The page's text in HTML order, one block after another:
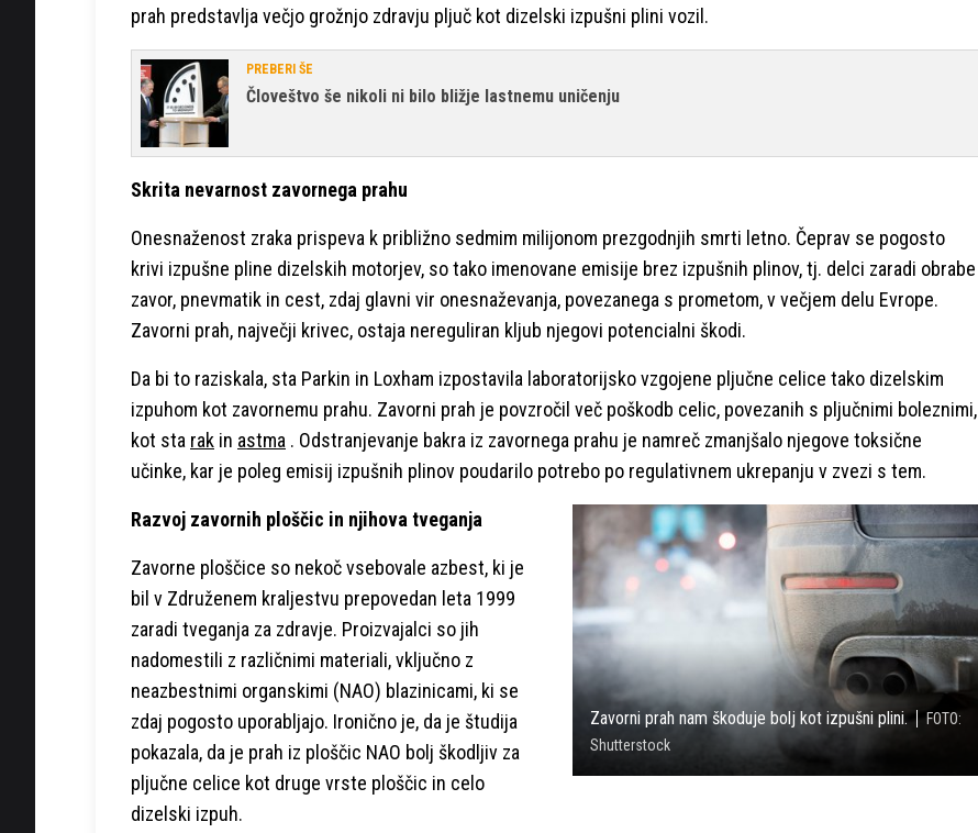
prah predstavlja večjo grožnjo zdravju pljuč kot dizelski izpušni plini vozil.
PREBERI ŠE
Človeštvo še nikoli ni bilo bližje lastnemu uničenju
Skrita nevarnost zavornega prahu
Onesnaženost zraka prispeva k približno sedmim milijonom prezgodnjih smrti letno. Čeprav se pogosto
krivi izpušne pline dizelskih motorjev, so tako imenovane emisije brez izpušnih plinov, tj. delci zaradi obrabe
zavor, pnevmatik in cest, zdaj glavni vir onesnaževanja, povezanega s prometom, v večjem delu Evrope.
Zavorni prah, največji krivec, ostaja nereguliran kljub njegovi potencialni škodi.
Da bi to raziskala, sta Parkin in Loxham izpostavila laboratorijsko vzgojene pljučne celice tako dizelskim
izpuhom kot zavornemu prahu. Zavorni prah je povzročil več poškodb celic, povezanih s pljučnimi boleznimi,
kot sta rak in astma . Odstranjevanje bakra iz zavornega prahu je namreč zmanjšalo njegove toksične
učinke, kar je poleg emisij izpušnih plinov poudarilo potrebo po regulativnem ukrepanju v zvezi s tem.
Zavorni prah nam škoduje bolj kot izpušni plini.
FOTO:
Shutterstock
Razvoj zavornih ploščic in njihova tveganja
Zavorne ploščice so nekoč vsebovale azbest, ki je
bil v Združenem kraljestvu prepovedan leta 1999
zaradi tveganja za zdravje. Proizvajalci so jih
nadomestili z različnimi materiali, vključno z
neazbestnimi organskimi (NAO) blazinicami, ki se
zdaj pogosto uporabljajo. Ironično je, da je študija
pokazala, da je prah iz ploščic NAO bolj škodljiv za
pljučne celice kot druge vrste ploščic in celo
dizelski izpuh.